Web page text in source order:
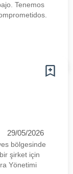
Tenemos
29/05/2026
bölgesinde
şirket için
Yönetimi